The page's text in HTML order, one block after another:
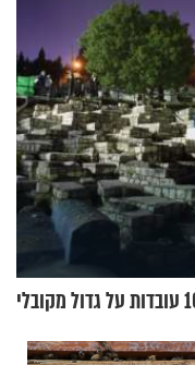
454 שנה לפטירתו של האר"י הקדוש: 10 עובדות על גדול מקובלי